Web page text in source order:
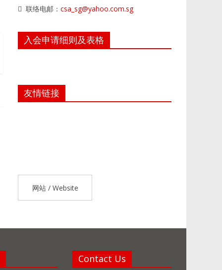
联络电邮： csa_sg@yahoo.com.sg
入会申请细则及表格
友情链接
网站 / Website
Contact Us